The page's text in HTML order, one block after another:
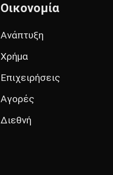
Οικονομία
Ανάπτυξη
Χρήμα
Επιχειρήσεις
Αγορές
Διεθνή